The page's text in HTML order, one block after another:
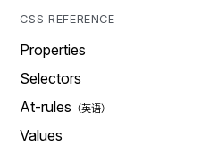
CSS REFERENCE
Properties
Selectors
At-rules
Values